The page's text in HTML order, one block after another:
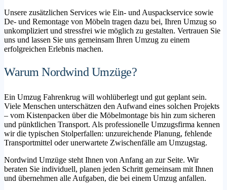
Unsere zusätzlichen Services wie Ein- und Auspackservice sowie
De- und Remontage von Möbeln tragen dazu bei, Ihren Umzug so
unkompliziert und stressfrei wie möglich zu gestalten. Vertrauen Sie
uns und lassen Sie uns gemeinsam Ihren Umzug zu einem
erfolgreichen Erlebnis machen.
Warum Nordwind Umzüge?
Ein Umzug Fahrenkrug will wohlüberlegt und gut geplant sein.
Viele Menschen unterschätzen den Aufwand eines solchen Projekts
– vom Kistenpacken über die Möbelmontage bis hin zum sicheren
und pünktlichen Transport. Als professionelle Umzugsfirma kennen
wir die typischen Stolperfallen: unzureichende Planung, fehlende
Transportmittel oder unerwartete Zwischenfälle am Umzugstag.
Nordwind Umzüge steht Ihnen von Anfang an zur Seite. Wir
beraten Sie individuell, planen jeden Schritt gemeinsam mit Ihnen
und übernehmen alle Aufgaben, die bei einem Umzug anfallen.